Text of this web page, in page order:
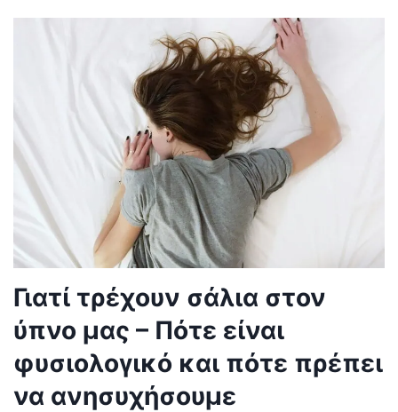
Γιατί τρέχουν σάλια στον
ύπνο μας – Πότε είναι
φυσιολογικό και πότε πρέπει
να ανησυχήσουμε